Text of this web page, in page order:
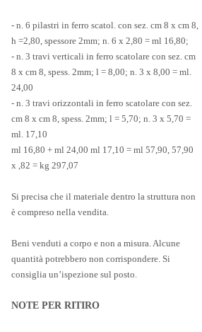
- n. 6 pilastri in ferro scatol. con sez. cm 8 x cm 8,
h =2,80, spessore 2mm; n. 6 x 2,80 = ml 16,80;
- n. 3 travi verticali in ferro scatolare con sez. cm
8 x cm 8, spess. 2mm; l = 8,00; n. 3 x 8,00 = ml.
24,00
- n. 3 travi orizzontali in ferro scatolare con sez.
cm 8 x cm 8, spess. 2mm; l = 5,70; n. 3 x 5,70 =
ml. 17,10
ml 16,80 + ml 24,00 ml 17,10 = ml 57,90, 57,90
x ,82 = kg 297,07
Si precisa che il materiale dentro la struttura non
è compreso nella vendita.
Beni venduti a corpo e non a misura. Alcune
quantità potrebbero non corrispondere. Si
consiglia un’ispezione sul posto.
NOTE PER RITIRO